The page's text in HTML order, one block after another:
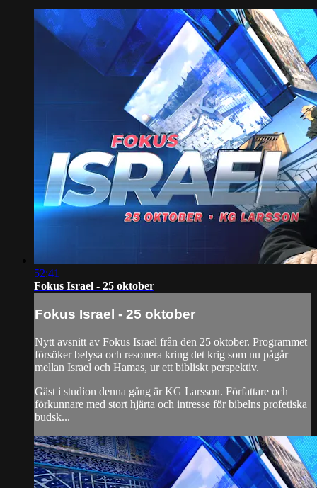
52:41
Fokus Israel - 25 oktober
Fokus Israel - 25 oktober
Nytt avsnitt av Fokus Israel från den 25 oktober. Programmet
försöker belysa och resonera kring det krig som nu pågår
mellan Israel och Hamas, ur ett bibliskt perspektiv.
Gäst i studion denna gång är KG Larsson. Författare och
förkunnare med stort hjärta och intresse för bibelns profetiska
budsk...